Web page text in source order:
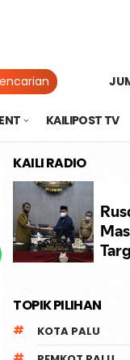
KAILIPOST TV
KAILI RADIO
TOPIK PILIHAN
KOTA PALU